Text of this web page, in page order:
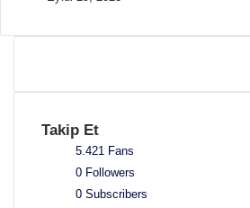
Takip Et
5.421 Fans
0 Followers
0 Subscribers